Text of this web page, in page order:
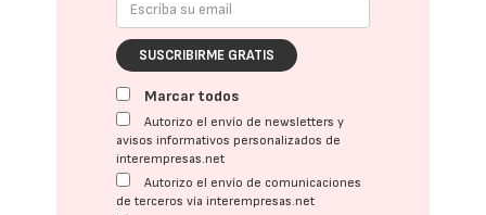
SUSCRIBIRME GRATIS
Marcar todos
Autorizo el envío de newsletters y
avisos informativos personalizados de
interempresas.net
Autorizo el envío de comunicaciones
de terceros vía interempresas.net